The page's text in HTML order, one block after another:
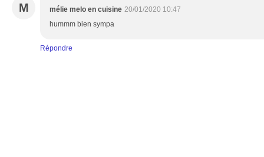
M mélie melo en cuisine 20/01/2020 10:47
hummm bien sympa
Répondre